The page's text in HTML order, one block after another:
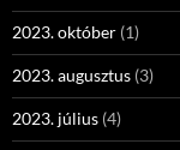
2023. október (1)
2023. augusztus (3)
2023. július (4)